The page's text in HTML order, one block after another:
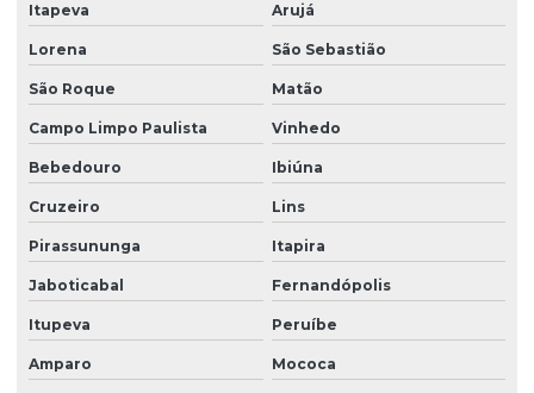
Itapeva Arujá
Lorena São Sebastião
São Roque Matão
Campo Limpo Paulista Vinhedo
Bebedouro Ibiúna
Cruzeiro Lins
Pirassununga Itapira
Jaboticabal Fernandópolis
Itupeva Peruíbe
Amparo Mococa